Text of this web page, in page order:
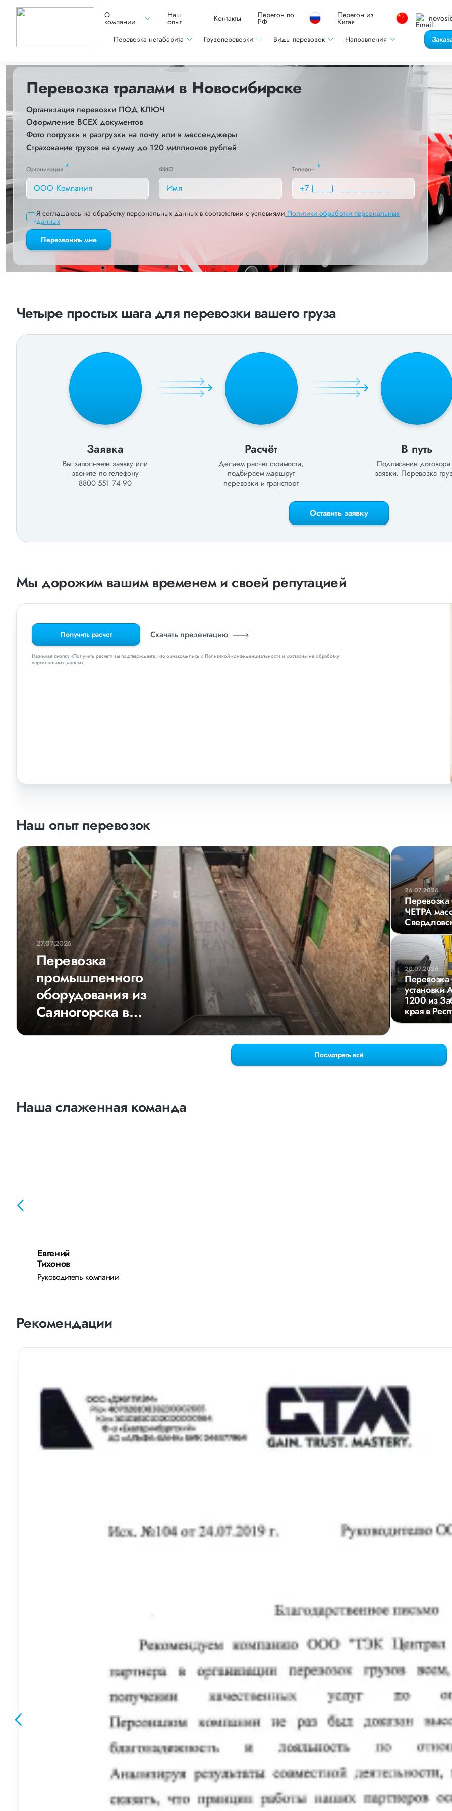
О
компании
Наш
опыт Контакты Перегон по
РФ
Перегон из
Китая
Перевозка негабарита Грузоперевозки Виды перевозок Направления
Перевозка тралами в Новосибирске
Организация перевозки ПОД КЛЮЧ
Оформление ВСЕХ документов
Фото погрузки и разгрузки на почту или в мессенджеры
Страхование грузов на сумму до 120 миллионов рублей
Организация * ФИО Телефон *
Я соглашаюсь на обработку персональных данных в соответствии с условиями Политики обработки персональных
данных
Перезвонить мне
Четыре простых шага для перевозки вашего груза
Заявка
Вы заполняете заявку или
звоните по телефону
8800 551 74 90
Расчёт
Делаем расчет стоимости,
подбираем маршрут
перевозки и транспорт
В путь
Подписание
заявки. Перевозка
Оставить заявку
Мы дорожим вашим временем и своей репутацией
Получить расчет Скачать презентацию
Нажимая кнопку «Получить расчет» вы подтверждаете, что ознакомились с Политикой конфиденциальности и согласны на обработку
персональных данных.
Наш опыт перевозок
27.07.2026
Перевозка
промышленного
оборудования из
Саяногорска в
Екатеринбург
26.07.2026
ЧЕТРА
20.07.2026
установки
1200 из
края в
Посмотреть всё
Наша слаженная команда
Евгений
Тихонов
Руководитель компании
Рекомендации